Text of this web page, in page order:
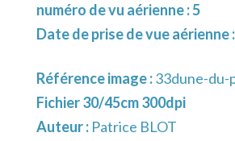
numéro de vu aérienne : 5
Date de prise de vue aérienne
Référence image :33dune-du-
Fichier 30/45cm 300dpi
Auteur : Patrice BLOT